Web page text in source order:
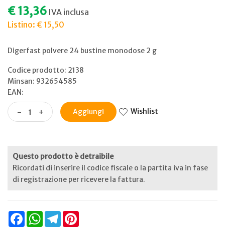
€ 13,36 IVA inclusa
Listino: € 15,50
Digerfast polvere 24 bustine monodose 2 g
Codice prodotto: 2138
Minsan: 932654585
EAN:
- + Aggiungi Wishlist
Questo prodotto è detraibile
Ricordati di inserire il codice fiscale o la partita iva in fase
di registrazione per ricevere la fattura.
FacebookWhatsAppTelegram